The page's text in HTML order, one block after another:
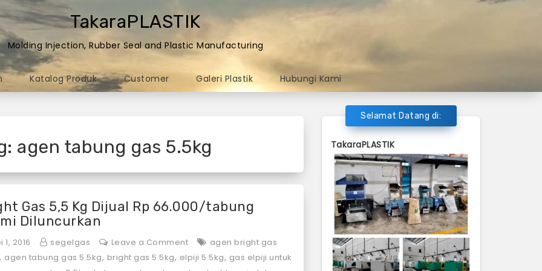
TakaraPLASTIK
Molding Injection, Rubber Seal and Plastic Manufacturing
Katalog Produk Customer Galeri Plastik Hubungi Kami
agen tabung gas 5.5kg
Gas 5,5 Kg Dijual Rp 66.000/tabung
Diluncurkan
1, 2016 segelgas Leave a Commenton
Bright
agen bright gas
, agen tabung gas 5.5kg, bright gas 5.5kg, elpiji 5.5kg, gas elpiji untuk
Selamat Datang di:
TakaraPLASTIK